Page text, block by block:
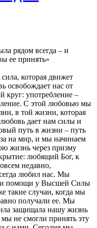
рядом всегда – и
ее принять»
которая движет
освобождает нас от
круг: употребление –
С этой любовью мы
в той жизни, которая
дает нам силы и
путь в жизни – путь
на мир, и мы начинаем
жизнь через призму
любящий Бог, к
недавно,
любил нас. Мы
помощи у Высшей Силы
такие случаи, когда мы
получали ее. Мы
защищала нашу жизнь
мы не смогли принять эту